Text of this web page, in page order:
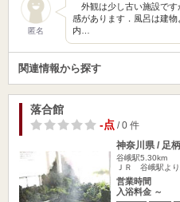
匿名
外観は少し古い施設です
感があります．風呂は建
内…
関連情報から探す
落合館
-点/ 0 件
神奈川県 / 足
谷峨駅5.30km
ＪＲ 谷峨駅よ
営業時間
入浴料金 ～